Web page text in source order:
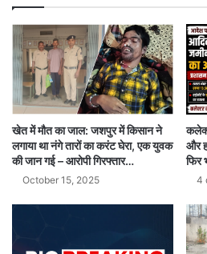
खेत में मौत का जाल: जशपुर में किसान ने
लगाया था नंगे तारों का करंट घेरा, एक युवक
की जान गई – आरोपी गिरफ्तार…
October 15, 2025
और
फिर
4